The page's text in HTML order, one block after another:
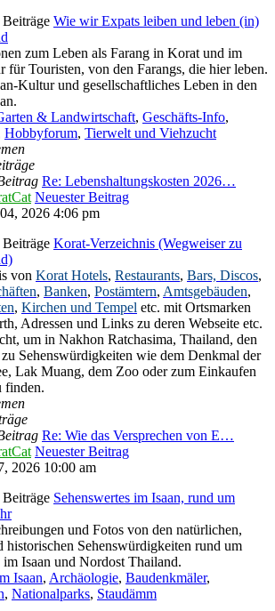
Wie wir Expats leiben und leben (in)
zum Leben als Farang in Korat und im
für Touristen, von den Farangs, die hier leben.
Kultur und gesellschaftliches Leben in den
& Landwirtschaft, Geschäfts-Info,
Hobbyforum, Tierwelt und Viehzucht
Re: Lebenshaltungskosten 2026…
Neuester Beitrag
2026 4:06 pm
Korat-Verzeichnis (Wegweiser zu
von Korat Hotels, Restaurants, Bars, Discos,
, Banken, Postämtern, Amtsgebäuden,
, Kirchen und Tempel etc. mit Ortsmarken
Adressen und Links zu deren Webseite etc.
um in Nakhon Ratchasima, Thailand, den
Sehenswürdigkeiten wie dem Denkmal der
Lak Muang, dem Zoo oder zum Einkaufen
finden.
Re: Wie das Versprechen von E…
Neuester Beitrag
2026 10:00 am
Sehenswertes im Isaan, rund um
und Fotos von den natürlichen,
historischen Sehenswürdigkeiten rund um
Isaan und Nordost Thailand.
Isaan, Archäologie, Baudenkmäler,
, Nationalparks, Staudämm